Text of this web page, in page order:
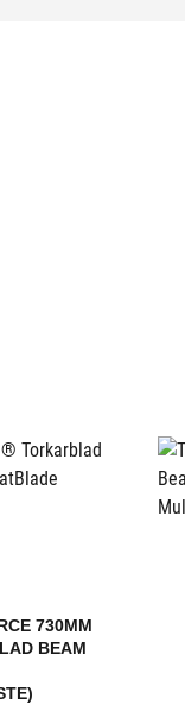
730MM
BEAM